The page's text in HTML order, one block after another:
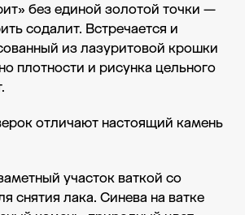
без единой золотой точки —
содалит. Встречается и
из лазуритовой крошки
плотности и рисунка цельного
отличают настоящий камень
участок ваткой со
снятия лака. Синева на ватке